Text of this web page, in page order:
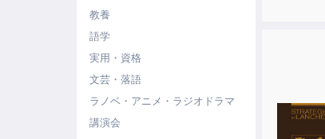
教養
語学
実用・資格
文芸・落語
ラノベ・アニメ・ラジオドラマ
講演会